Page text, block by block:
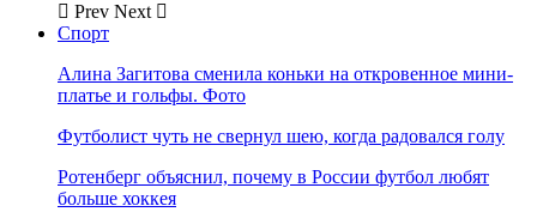
Prev Next
Спорт
Алина Загитова сменила коньки на откровенное мини-
платье и гольфы. Фото
Футболист чуть не свернул шею, когда радовался голу
Ротенберг объяснил, почему в России футбол любят
больше хоккея